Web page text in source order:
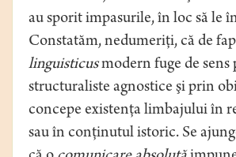
au sporit impasurile, în loc să le
Constatăm, nedumeriţi, că de
linguisticusmodern fuge de
structuraliste agnostice şi prin
concepe existenţa limbajului în
sau în conţinutul istoric. Se